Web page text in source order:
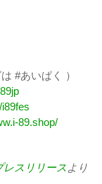
#あいぱく ）
89.shop/
レスリリースより